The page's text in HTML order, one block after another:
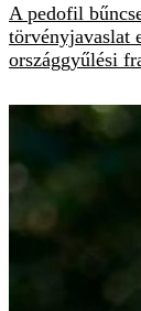
A pedofil
törvényjavaslat
országgyűlési